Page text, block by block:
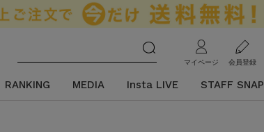
マイページ 会員登録
RANKING MEDIA Insta LIVE STAFF SNAP